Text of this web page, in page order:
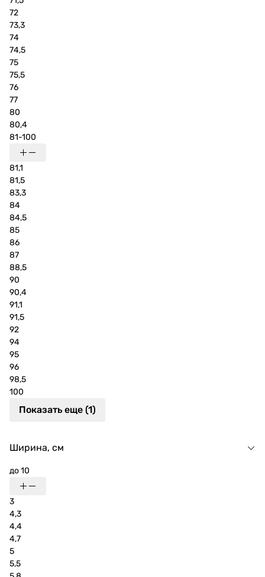
72
73,3
74
74,5
75
75,5
76
77
80
80,4
81-100
81,1
81,5
83,3
84
84,5
85
86
87
88,5
90
90,4
91,1
91,5
92
94
95
96
98,5
100
Показать еще (1)
Ширина, см
до 10
3
4,3
4,4
4,7
5
5,5